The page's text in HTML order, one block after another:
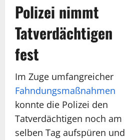
Polizei nimmt
Tatverdächtigen
fest
Im Zuge umfangreicher
Fahndungsmaßnahmen
konnte die Polizei den
Tatverdächtigen noch am
selben Tag aufspüren und